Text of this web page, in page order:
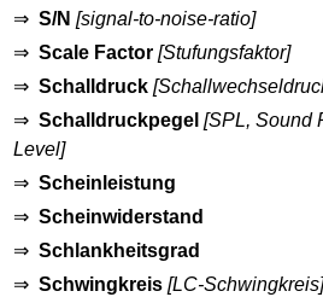
⇒S/N [signal-to-noise-ratio]
⇒Scale Factor [Stufungsfaktor]
⇒Schalldruck
⇒Schalldruckpegel [SPL, Sound
Level]
⇒Scheinleistung
⇒Scheinwiderstand
⇒Schlankheitsgrad
⇒Schwingkreis [LC-